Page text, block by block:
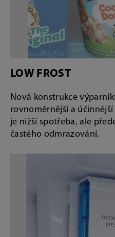
LOW FROST
Nová konstrukce
rovnoměrnější a
je nižší spotřeba, ale
častého odmrazování.